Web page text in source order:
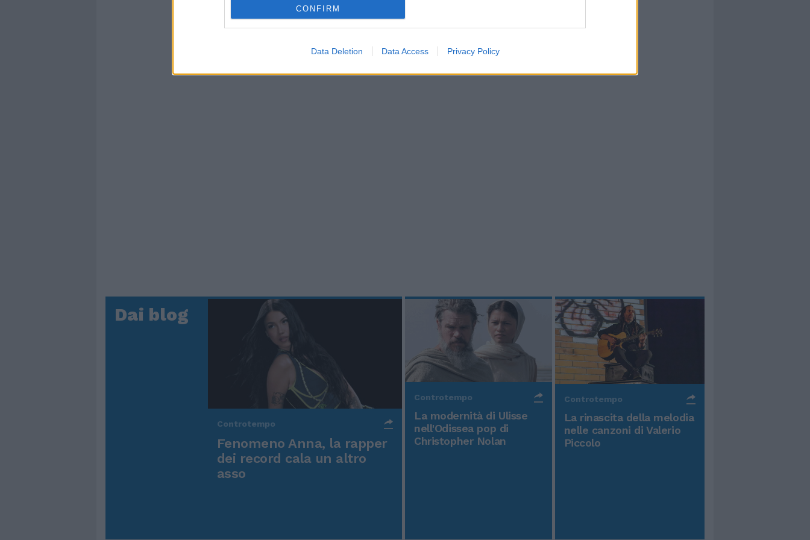
CONFIRM
Data Deletion Data Access Privacy Policy
Dai blog
Controtempo
Fenomeno Anna, la rapper
dei record cala un altro
asso
Controtempo
La modernità di Ulisse
nell'Odissea pop di
Christopher Nolan
Controtempo
La rinascita della melodia
nelle canzoni di Valerio
Piccolo